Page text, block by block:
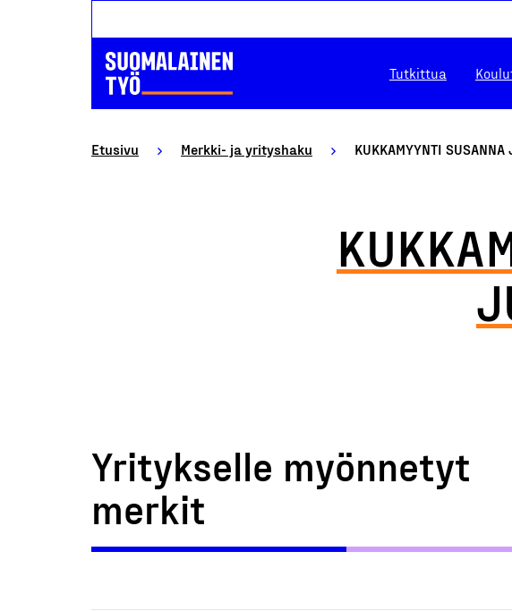
Tutkittua
Etusivu Merkki- ja yrityshaku KUKKAMYYNTI SUSANNA
Yritykselle myönnetyt
merkit